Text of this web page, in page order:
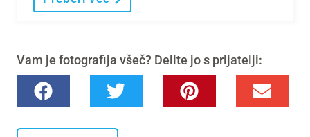
Vam je fotografija všeč? Delite jo s prijatelji: